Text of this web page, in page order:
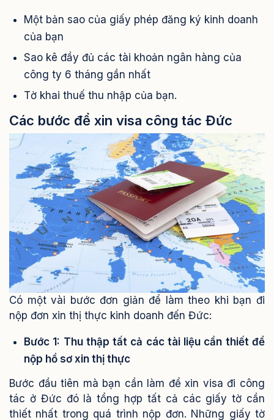
Một bản sao của giấy phép đăng ký kinh doanh
của bạn
Sao kê đầy đủ các tài khoản ngân hàng của
công ty 6 tháng gần nhất
Tờ khai thuế thu nhập của bạn.
Các bước để xin visa công tác Đức
Có một vài bước đơn giản để làm theo khi bạn đi
nộp đơn xin thị thực kinh doanh đến Đức:
Bước 1: Thu thập tất cả các tài liệu cần thiết để
nộp hồ sơ xin thị thực
Bước đầu tiên mà bạn cần làm để xin visa đi công
tác ở Đức đó là tổng hợp tất cả các giấy tờ cần
thiết nhất trong quá trình nộp đơn. Những giấy tờ